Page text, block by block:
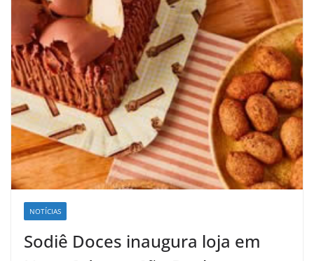
NOTÍCIAS
Sodiê Doces inaugura loja em